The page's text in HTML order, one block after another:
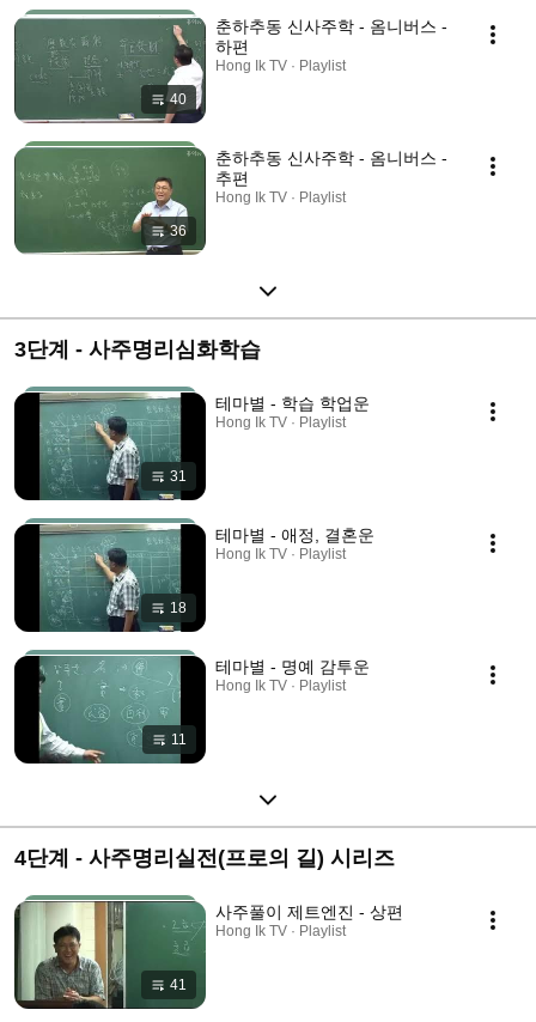
40
춘하추동 신사주학 - 옴니버스 -
하편
Hong Ik TV · Playlist
36
춘하추동 신사주학 - 옴니버스 -
추편
Hong Ik TV · Playlist
3단계 - 사주명리심화학습
31
테마별 - 학습 학업운
Hong Ik TV · Playlist
18
테마별 - 애정, 결혼운
Hong Ik TV · Playlist
11
테마별 - 명예 감투운
Hong Ik TV · Playlist
4단계 - 사주명리실전(프로의 길) 시리즈
41
사주풀이 제트엔진 - 상편
Hong Ik TV · Playlist